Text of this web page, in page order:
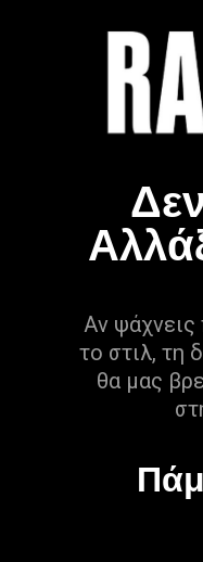
Αν ψάχνεις
το στιλ, τη
θα μας